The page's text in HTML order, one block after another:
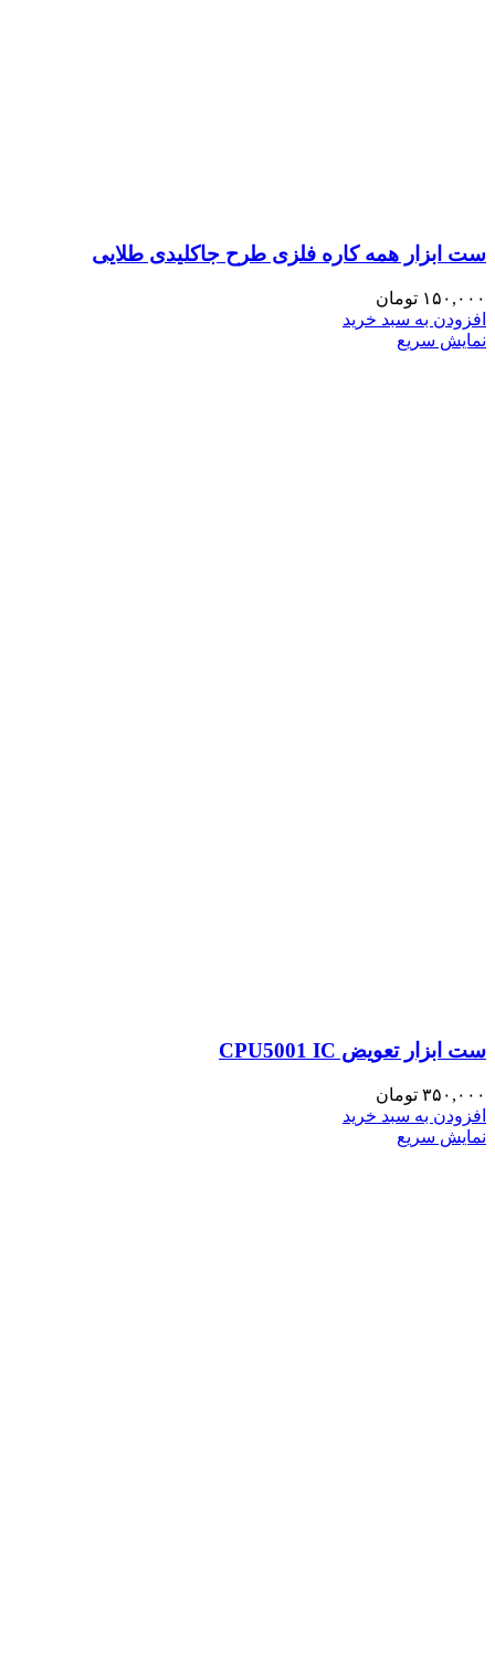
ست ابزار همه کاره فلزی طرح جاکلیدی طلایی
۱۵۰,۰۰۰ تومان
افزودن به سبد خرید
نمایش سریع
ست ابزار تعویض CPU5001 IC
۳۵۰,۰۰۰ تومان
افزودن به سبد خرید
نمایش سریع